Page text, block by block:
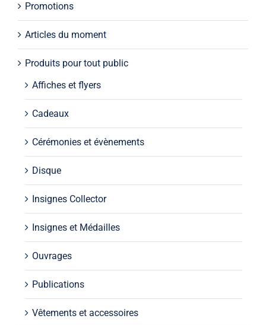
Promotions
Articles du moment
Produits pour tout public
Affiches et flyers
Cadeaux
Cérémonies et évènements
Disque
Insignes Collector
Insignes et Médailles
Ouvrages
Publications
Vêtements et accessoires